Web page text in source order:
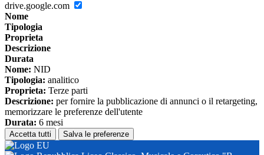
drive.google.com
Nome
Tipologia
Proprieta
Descrizione
Durata
Nome: NID
Tipologia: analitico
Proprieta: Terze parti
Descrizione: per fornire la pubblicazione di annunci o il retargeting,
memorizzare le preferenze dell'utente
Durata: 6 mesi
Accetta tutti Salva le preferenze